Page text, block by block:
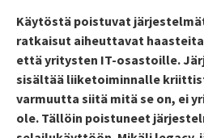
Käytöstä poistuvat
ratkaisut aiheuttavat
että yritysten IT-osastoille.
sisältää liiketoiminnalle
varmuutta siitä mitä se on, ei
ole. Tällöin poistuneet